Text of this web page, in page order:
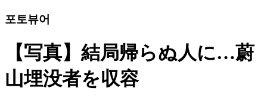
포토뷰어
【写真】結局帰らぬ人に…蔚
山埋没者を収容